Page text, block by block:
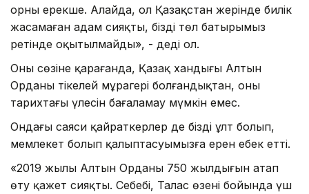
орны ерекше. Алайда, ол Қазақстан жерiнде билiк
жасамаған адам сияқты, бiздiң төл батырымыз
ретiнде оқытылмайды», - дедi ол.
Оның сөзiне қарағанда, Қазақ хандығы Алтын
Орданың тiкелей мұрагерi болғандықтан, оның
тарихтағы үлесiн бағаламау мүмкiн емес.
Ондағы саяси қайраткерлер де бiздiң ұлт болып,
мемлекет болып қалыптасуымызға ерен еңбек еттi.
«2019 жылы Алтын Орданың 750 жылдығын атап
өту қажет сияқты. Себебi, Талас өзенi бойында үш